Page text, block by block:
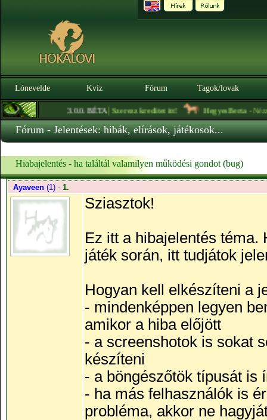
Lónevelde Kvíz Fórum Tagok/lovak
3.0.0. BÉTA|Szerezz kreditet itt! HegyesBerta- Nézzétek
Fórum - Jelentések: hibák, elírások, játékosok...
Hiabajelentés - ha találtál valamilyen működési gondot (bug)
Ayaveen(1) - 1.
Sziasztok!
Ez itt a hibajelentés téma.
játék során, itt tudjátok
Hogyan kell elkészíteni a
- mindenképpen legyen
amikor a hiba előjött
- a screenshotok is sokat
készíteni
- a böngészőtök típusát is
- ha más felhasználók is
probléma, akkor ne